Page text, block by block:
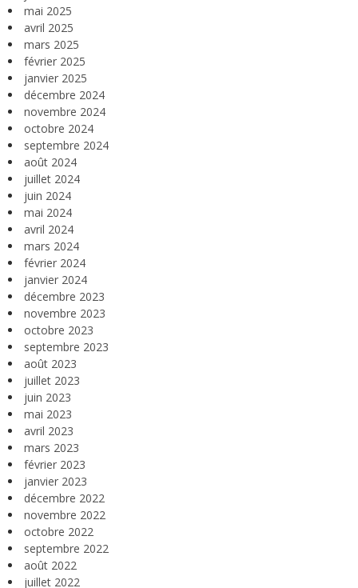
mai 2025
avril 2025
mars 2025
février 2025
janvier 2025
décembre 2024
novembre 2024
octobre 2024
septembre 2024
août 2024
juillet 2024
juin 2024
mai 2024
avril 2024
mars 2024
février 2024
janvier 2024
décembre 2023
novembre 2023
octobre 2023
septembre 2023
août 2023
juillet 2023
juin 2023
mai 2023
avril 2023
mars 2023
février 2023
janvier 2023
décembre 2022
novembre 2022
octobre 2022
septembre 2022
août 2022
juillet 2022